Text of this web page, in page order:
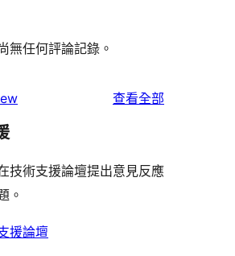
無任何評論記錄。
查看全部
評
技術支援論壇提出意見反應
。
援論壇